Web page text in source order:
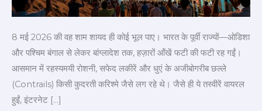
8 मई 2026 की वह शाम शायद ही कोई भूल पाए। भारत के पूर्वी राज्यों—ओडिशा
और पश्चिम बंगाल से लेकर बांग्लादेश तक, हज़ारों आँखें फटी की फटी रह गईं।
आसमान में रहस्यमयी रोशनी, सफेद लकीरें और धुएं के अजीबोगरीब छल्ले
(Contrails) किसी कुदरती करिश्मे जैसे लग रहे थे। जैसे ही ये तस्वीरें वायरल
हुईं, इंटरनेट […]
दुनिया
चौंकाया!
🚀
🇮🇳